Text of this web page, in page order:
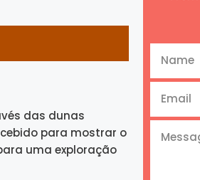
das dunas
para mostrar o
uma exploração